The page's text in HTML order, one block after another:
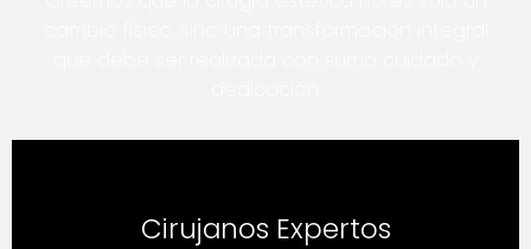
Cirujanos Expertos